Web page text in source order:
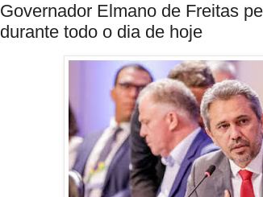
Governador Elmano de Freitas
durante todo o dia de hoje